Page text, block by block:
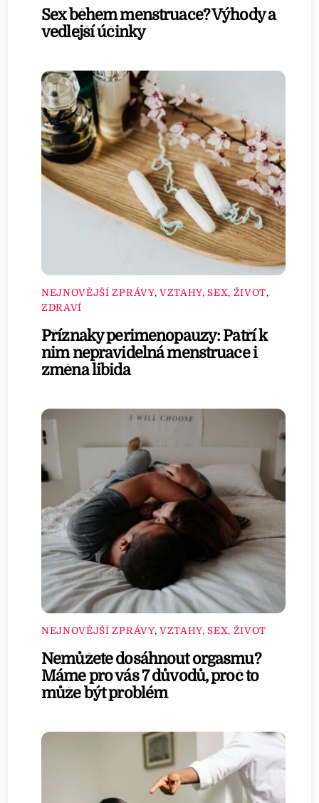
Sex během menstruace? Výhody a
vedlejší účinky
NEJNOVĚJŠÍ ZPRÁVY, VZTAHY, SEX, ŽIVOT,
ZDRAVÍ
Příznaky perimenopauzy: Patří k
nim nepravidelná menstruace i
změna libida
NEJNOVĚJŠÍ ZPRÁVY, VZTAHY, SEX, ŽIVOT
Nemůžete dosáhnout orgasmu?
Máme pro vás 7 důvodů, proč to
může být problém